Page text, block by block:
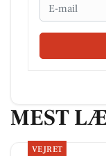
MEST
VEJRET